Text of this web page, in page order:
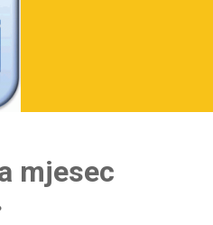
mjesec